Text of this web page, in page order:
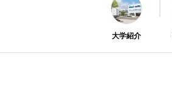
大学紹介